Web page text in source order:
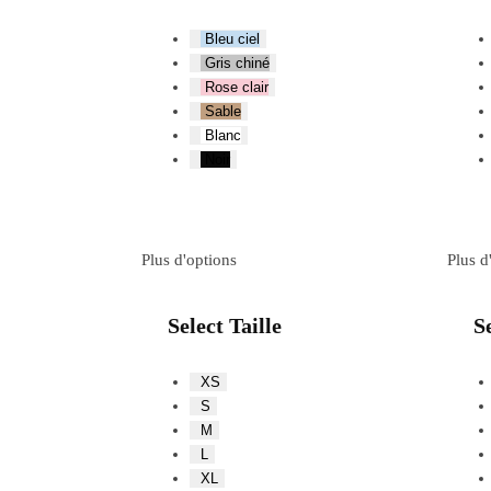
Bleu ciel
Gris chiné
Rose clair
Sable
Blanc
Noir
Plus d'options
Select Taille
XS
S
M
XL
Plus